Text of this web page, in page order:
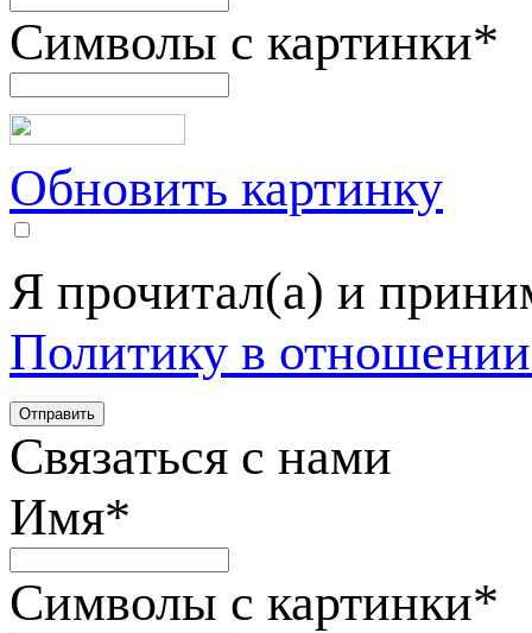
Символы с картинки*
Обновить картинку
Я прочитал(а) и
Политику в
Связаться с нами
Имя*
Символы с картинки*